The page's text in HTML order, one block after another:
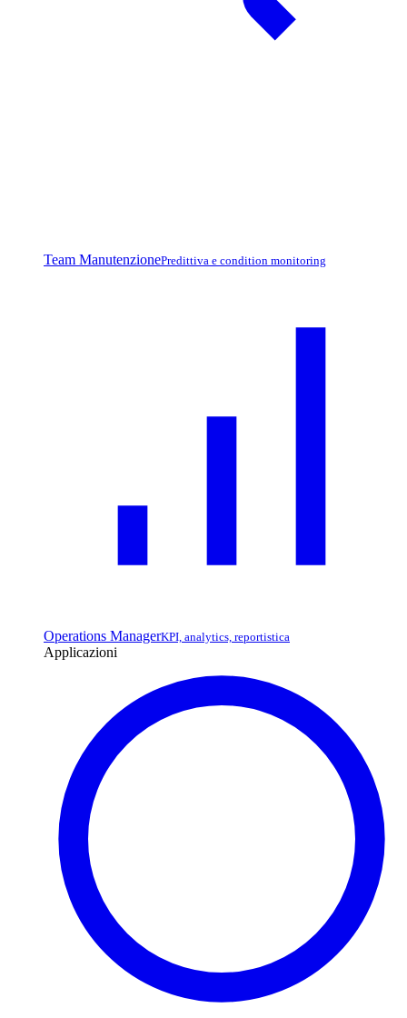
Team ManutenzionePredittiva e condition monitoring
Operations ManagerKPI, analytics, reportistica
Applicazioni